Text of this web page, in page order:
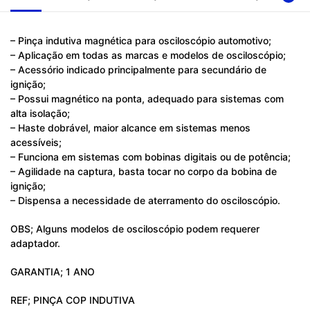
– Pinça indutiva magnética para osciloscópio automotivo;
– Aplicação em todas as marcas e modelos de osciloscópio;
– Acessório indicado principalmente para secundário de
ignição;
– Possui magnético na ponta, adequado para sistemas com
alta isolação;
– Haste dobrável, maior alcance em sistemas menos
acessíveis;
– Funciona em sistemas com bobinas digitais ou de potência;
– Agilidade na captura, basta tocar no corpo da bobina de
ignição;
– Dispensa a necessidade de aterramento do osciloscópio.
OBS; Alguns modelos de osciloscópio podem requerer
adaptador.
GARANTIA; 1 ANO
REF; PINÇA COP INDUTIVA